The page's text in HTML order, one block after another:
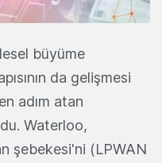
büyüme
da gelişmesi
adım atan
Waterloo,
şebekesi'ni (LPWAN